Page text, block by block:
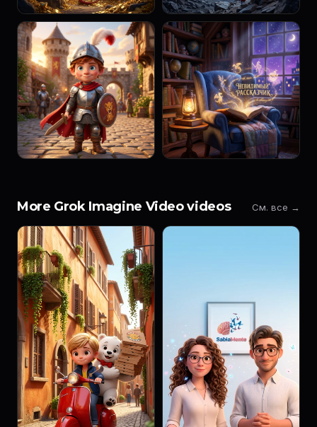
More Grok Imagine Video videos См. все →